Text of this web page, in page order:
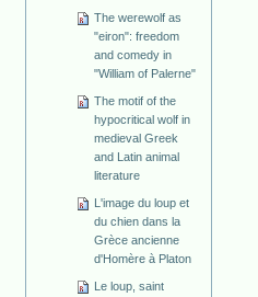
The werewolf as
"eiron": freedom
and comedy in
"William of Palerne"
The motif of the
hypocritical wolf in
medieval Greek
and Latin animal
literature
L'image du loup et
du chien dans la
Grèce ancienne
d'Homère à Platon
Le loup, saint